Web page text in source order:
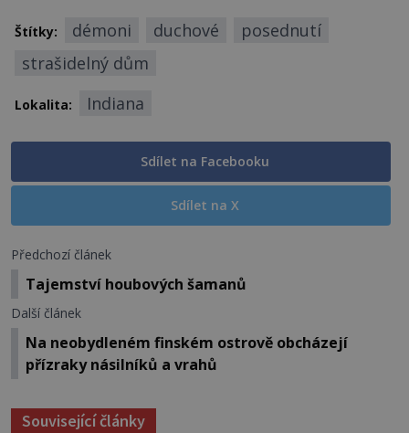
Štítky: démoni duchové
posednutí
strašidelný dům
Lokalita: Indiana
Sdílet na Facebooku
Sdílet na X
Předchozí článek
Tajemství houbových šamanů
Další článek
Na neobydleném finském ostrově obcházejí
přízraky násilníků a vrahů
Související články